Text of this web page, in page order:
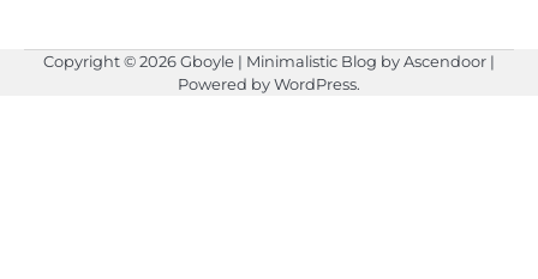
Copyright © 2026Gboyle | Minimalistic Blog byAscendoor |
Powered byWordPress.